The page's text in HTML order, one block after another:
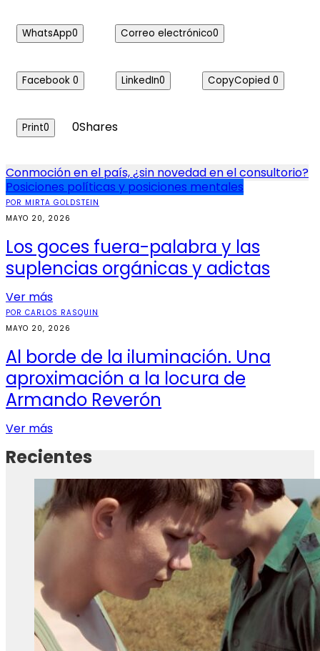
WhatsApp0 Correo electrónico0
Facebook 0 LinkedIn0 CopyCopied 0
Print0 0Shares
Navegación
de
entradas
Conmoción en el país, ¿sin novedad en el consultorio?
Posiciones políticas y posiciones mentales
POR MIRTA GOLDSTEIN
MAYO 20, 2026
Los goces fuera-palabra y las
suplencias orgánicas y adictas
Ver más
POR CARLOS RASQUIN
MAYO 20, 2026
Al borde de la iluminación. Una
aproximación a la locura de
Armando Reverón
Ver más
Recientes